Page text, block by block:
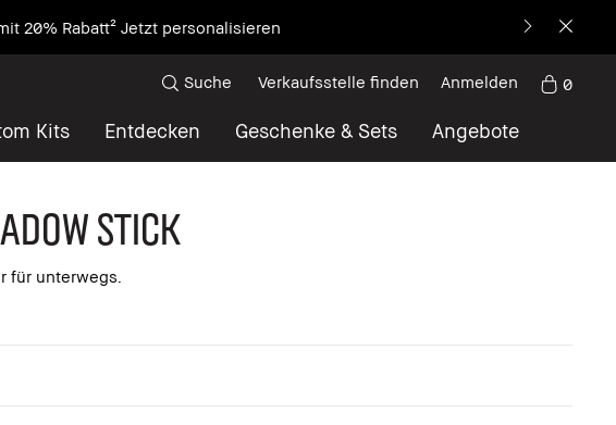
20% Rabatt² Jetzt personalisieren
Kits Entdecken Geschenke & Sets Angebote
Suche Verkaufsstelle finden Anmelden 0
STICK
für unterwegs.